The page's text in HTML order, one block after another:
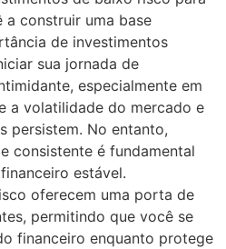
a construir uma base
de investimentos
sua jornada de
especialmente em
a volatilidade do mercado e
persistem. No entanto,
consistente é fundamental
estável.
oferecem uma porta de
permitindo que você se
financeiro enquanto protege